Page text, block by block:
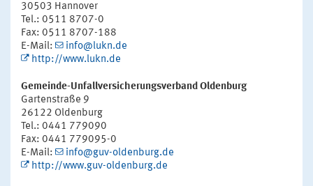
30503 Hannover
Tel.: 0511 8707-0
Fax: 0511 8707-188
E-Mail:
info@lukn.de
http://www.lukn.de
Gemeinde-Unfallversicherungsverband Oldenburg
Gartenstraße 9
26122 Oldenburg
Tel.: 0441 779090
Fax: 0441 779095-0
E-Mail:
info@guv-oldenburg.de
http://www.guv-oldenburg.de